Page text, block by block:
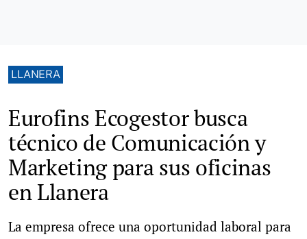
LLANERA
Eurofins Ecogestor busca
técnico de Comunicación y
Marketing para sus oficinas
en Llanera
La empresa ofrece una oportunidad laboral para